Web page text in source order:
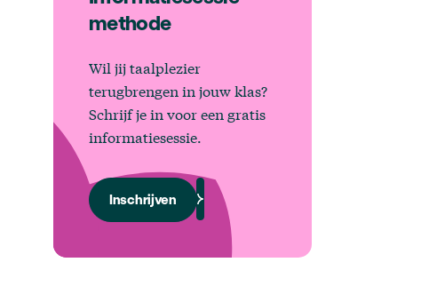
methode
Wil jij taalplezier
terugbrengen in jouw klas?
Schrijf je in voor een gratis
informatiesessie.
Inschrijven